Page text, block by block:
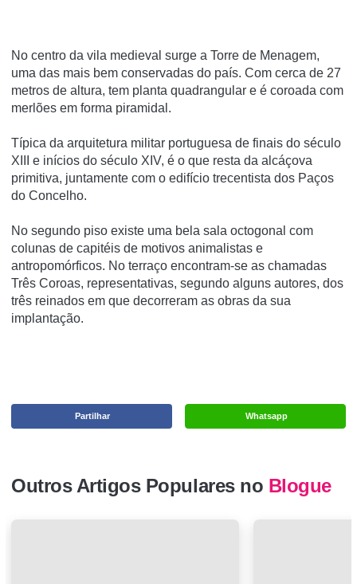
No centro da vila medieval surge a Torre de Menagem,
uma das mais bem conservadas do país. Com cerca de 27
metros de altura, tem planta quadrangular e é coroada com
merlões em forma piramidal.
Típica da arquitetura militar portuguesa de finais do século
XIII e inícios do século XIV, é o que resta da alcáçova
primitiva, juntamente com o edifício trecentista dos Paços
do Concelho.
No segundo piso existe uma bela sala octogonal com
colunas de capitéis de motivos animalistas e
antropomórficos. No terraço encontram-se as chamadas
Três Coroas, representativas, segundo alguns autores, dos
três reinados em que decorreram as obras da sua
implantação.
Whatsapp
Partilhar
Outros Artigos Populares no Blogue